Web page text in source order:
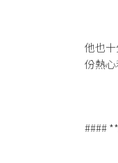
他也
份熱
####